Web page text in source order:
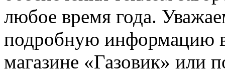
любое время года.
подробную информацию
магазине «Газовик» или